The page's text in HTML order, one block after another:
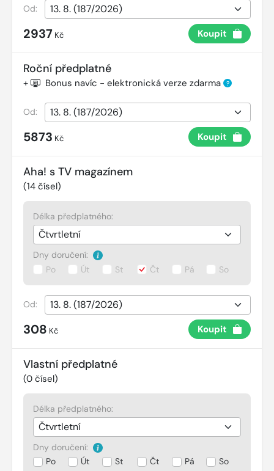
Od:
2937 Kč Koupit
Roční předplatné
+ Bonus navíc - elektronická verze zdarma ?
Od:
5873 Kč Koupit
Aha! s TV magazínem
(14 čísel)
Délka předplatného:
Dny doručení:
Po
Út St Čt Pá So
Od:
308 Kč Koupit
Vlastní předplatné
(0 čísel)
Délka předplatného:
Dny doručení:
Po
Út St Čt Pá So